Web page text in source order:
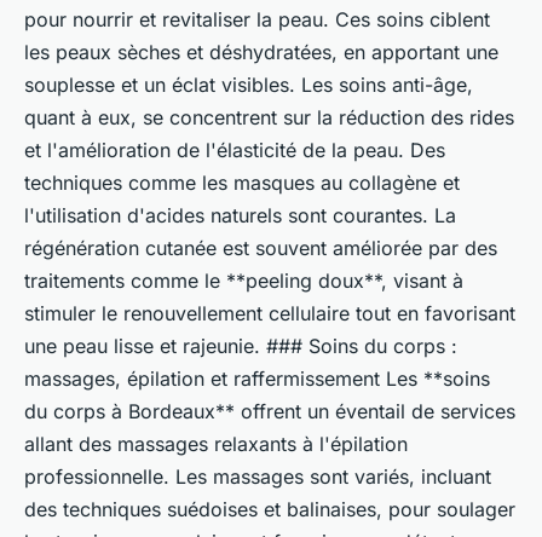
pour nourrir et revitaliser la peau. Ces soins ciblent
les peaux sèches et déshydratées, en apportant une
souplesse et un éclat visibles. Les soins anti-âge,
quant à eux, se concentrent sur la réduction des rides
et l'amélioration de l'élasticité de la peau. Des
techniques comme les masques au collagène et
l'utilisation d'acides naturels sont courantes. La
régénération cutanée est souvent améliorée par des
traitements comme le **peeling doux**, visant à
stimuler le renouvellement cellulaire tout en favorisant
une peau lisse et rajeunie. ### Soins du corps :
massages, épilation et raffermissement Les **soins
du corps à Bordeaux** offrent un éventail de services
allant des massages relaxants à l'épilation
professionnelle. Les massages sont variés, incluant
des techniques suédoises et balinaises, pour soulager